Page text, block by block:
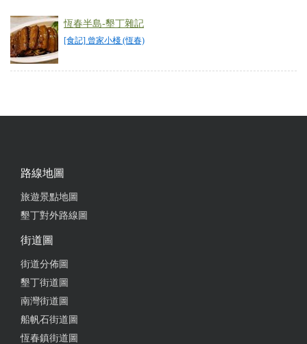
跟涼筍沙拉，蔬菜正常水平， 但招牌脆皮雞跟嫩煎干
貝非常出色， 完全沒有因為人多而降低品質， 擺盤
跟口味都非常有水平， 嫩煎干貝本身已有醬汁，還附
上芥末醬油， 表皮微焦內裡多汁，一盤有八塊， 因
好吃
脆皮雞真的讚 東坡肉超軟嫩 冷泡茶也好喝 上菜速度
恆春半島-墾丁雜記
[食記] 曾家小棧 (恆春)
路線地圖
旅遊景點地圖
墾丁對外路線圖
街道圖
街道分佈圖
墾丁街道圖
南灣街道圖
船帆石街道圖
恆春鎮街道圖